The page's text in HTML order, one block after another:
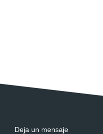
Deja un mensaje